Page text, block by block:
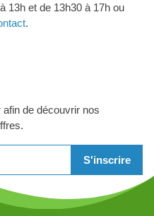
13h et de 13h30 à 17h ou
.
de découvrir nos
S'inscrire